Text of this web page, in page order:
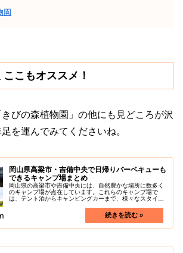
園
こもオススメ！
びの森植物園」の他にも見どころが沢
を運んでみてくださいね。
岡山県高梁市・吉備中央で日帰りバーベキューも
できるキャンプ場まとめ
岡山県の高梁市や吉備中央には、自然豊かな場所に数多く
のキャンプ場が点在しています。これらのキャンプ場で
は、テント泊からキャンピングカーまで、様々なスタイル
でバーベキューも楽しめるキャンプ場...